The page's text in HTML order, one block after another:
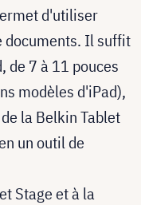
d'utiliser
documents. Il suffit
de 7 à 11 pouces
modèles d'iPad),
la Belkin Tablet
un outil de
Stage et à la